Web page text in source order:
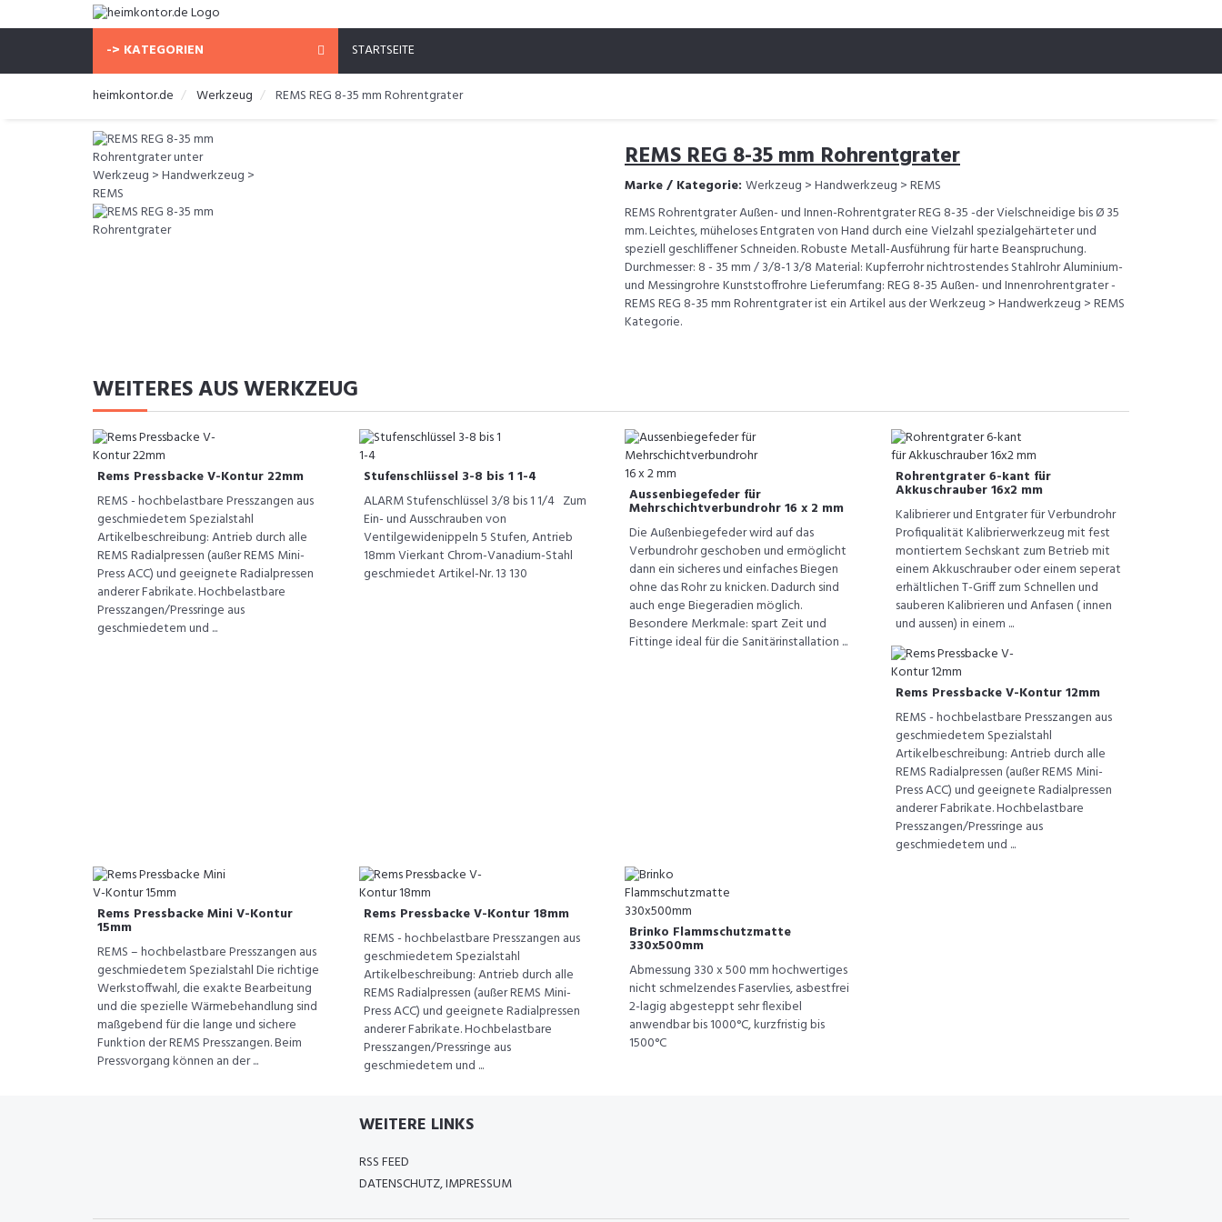
-> KATEGORIEN STARTSEITE
heimkontor.de Werkzeug REMS REG 8-35 mm Rohrentgrater
REMS REG 8-35 mm Rohrentgrater
Marke / Kategorie: Werkzeug > Handwerkzeug > REMS
REMS Rohrentgrater Außen- und Innen-Rohrentgrater REG 8-35 -der Vielschneidige bis Ø 35
mm. Leichtes, müheloses Entgraten von Hand durch eine Vielzahl spezialgehärteter und
speziell geschliffener Schneiden. Robuste Metall-Ausführung für harte Beanspruchung.
Durchmesser: 8 - 35 mm / 3/8-1 3/8 Material: Kupferrohr nichtrostendes Stahlrohr Aluminium-
und Messingrohre Kunststoffrohre Lieferumfang: REG 8-35 Außen- und Innenrohrentgrater -
REMS REG 8-35 mm Rohrentgrater ist ein Artikel aus der Werkzeug > Handwerkzeug > REMS
Kategorie.
WEITERES AUS WERKZEUG
Rems Pressbacke V-Kontur 22mm
REMS - hochbelastbare Presszangen aus
geschmiedetem Spezialstahl
Artikelbeschreibung: Antrieb durch alle
REMS Radialpressen (außer REMS Mini-
Press ACC) und geeignete Radialpressen
anderer Fabrikate. Hochbelastbare
Presszangen/Pressringe aus
geschmiedetem und ...
Stufenschlüssel 3-8 bis 1 1-4
ALARM Stufenschlüssel 3/8 bis 1 1/4 Zum
Ein- und Ausschrauben von
Ventilgewidenippeln 5 Stufen, Antrieb
18mm Vierkant Chrom-Vanadium-Stahl
geschmiedet Artikel-Nr. 13 130
Aussenbiegefeder für
Mehrschichtverbundrohr 16 x 2 mm
Die Außenbiegefeder wird auf das
Verbundrohr geschoben und ermöglicht
dann ein sicheres und einfaches Biegen
ohne das Rohr zu knicken. Dadurch sind
auch enge Biegeradien möglich.
Besondere Merkmale: spart Zeit und
Fittinge ideal für die Sanitärinstallation ...
Rohrentgrater 6-kant für
Akkuschrauber 16x2 mm
Kalibrierer und Entgrater für Verbundrohr
Profiqualität Kalibrierwerkzeug mit fest
montiertem Sechskant zum Betrieb mit
einem Akkuschrauber oder einem seperat
erhältlichen T-Griff zum Schnellen und
sauberen Kalibrieren und Anfasen ( innen
und aussen) in einem ...
Rems Pressbacke V-Kontur 12mm
REMS - hochbelastbare Presszangen aus
geschmiedetem Spezialstahl
Artikelbeschreibung: Antrieb durch alle
REMS Radialpressen (außer REMS Mini-
Press ACC) und geeignete Radialpressen
anderer Fabrikate. Hochbelastbare
Presszangen/Pressringe aus
geschmiedetem und ...
Rems Pressbacke Mini V-Kontur
15mm
REMS – hochbelastbare Presszangen aus
geschmiedetem Spezialstahl Die richtige
Werkstoffwahl, die exakte Bearbeitung
und die spezielle Wärmebehandlung sind
maßgebend für die lange und sichere
Funktion der REMS Presszangen. Beim
Pressvorgang können an der ...
Rems Pressbacke V-Kontur 18mm
REMS - hochbelastbare Presszangen aus
geschmiedetem Spezialstahl
Artikelbeschreibung: Antrieb durch alle
REMS Radialpressen (außer REMS Mini-
Press ACC) und geeignete Radialpressen
anderer Fabrikate. Hochbelastbare
Presszangen/Pressringe aus
geschmiedetem und ...
Brinko Flammschutzmatte
330x500mm
Abmessung 330 x 500 mm hochwertiges
nicht schmelzendes Faservlies, asbestfrei
2-lagig abgesteppt sehr flexibel
anwendbar bis 1000°C, kurzfristig bis
1500°C
WEITERE LINKS
RSS FEED
DATENSCHUTZ, IMPRESSUM